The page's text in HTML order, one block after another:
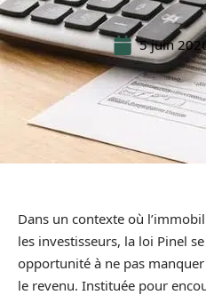
5 juin
Dans un contexte où
les investisseurs, la loi Pinel
opportunité à ne pas
le revenu. Instituée pour